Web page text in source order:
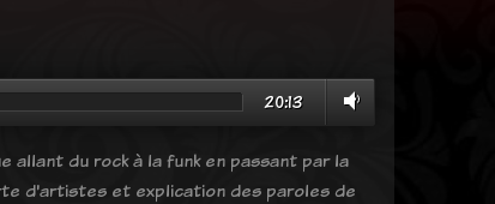
20:13
allant du rock à la funk en passant par la
d'artistes et explication des paroles de